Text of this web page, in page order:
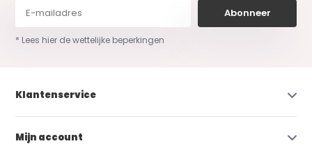
Abonneer
* Lees hier de wettelijke beperkingen
Klantenservice
Mijn account